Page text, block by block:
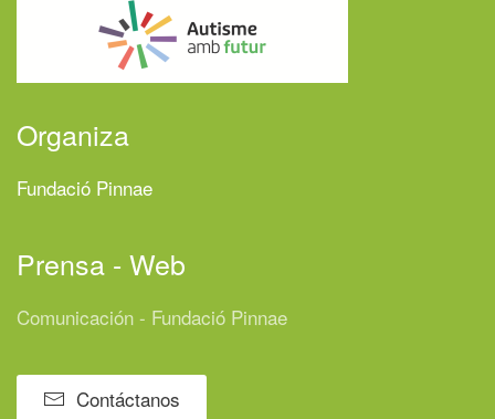
Organiza
Fundació Pinnae
Prensa - Web
Comunicación - Fundació Pinnae
Contáctanos